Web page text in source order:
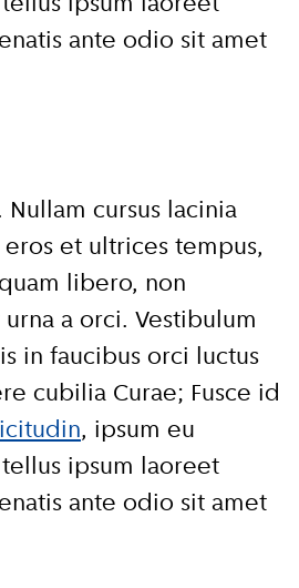
je van ons horen:
artikel
met de
ante odio sit amet
Nullam cursus lacinia
et ultrices tempus,
libero, non
a orci. Vestibulum
in faucibus orci luctus
cubilia Curae; Fusce id
, ipsum eu
ipsum laoreet
ante odio sit amet